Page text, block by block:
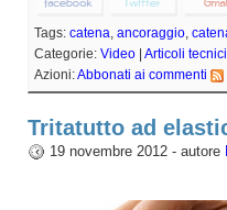
Tags: catena, ancoraggio,
Categorie: Video Articoli tecnici
Azioni:Abbonati ai commenti
Tritatutto ad
19 novembre 2012 - autore